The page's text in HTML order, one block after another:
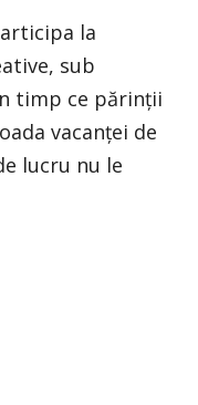
la
sub
timp ce părinții
vacanței de
lucru nu le